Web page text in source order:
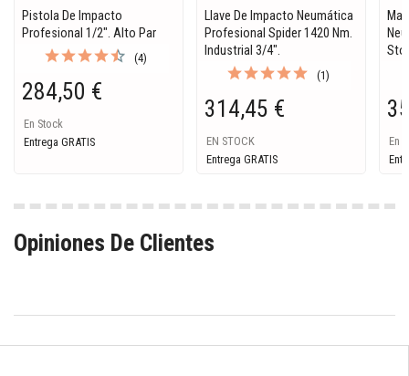
Pistola De Impacto
Profesional 1/2". Alto Par
(4)
284,50 €
En Stock
Entrega GRATIS
Llave De Impacto Neumática
Profesional Spider 1420 Nm.
Industrial 3/4".
(1)
314,45 €
EN STOCK
Entrega GRATIS
En
Opiniones De Clientes